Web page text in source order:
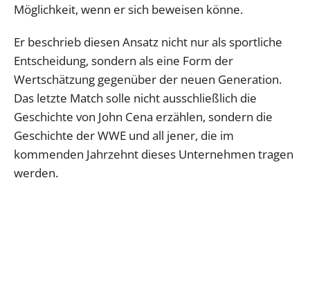
Möglichkeit, wenn er sich beweisen könne.
Er beschrieb diesen Ansatz nicht nur als sportliche
Entscheidung, sondern als eine Form der
Wertschätzung gegenüber der neuen Generation.
Das letzte Match solle nicht ausschließlich die
Geschichte von John Cena erzählen, sondern die
Geschichte der WWE und all jener, die im
kommenden Jahrzehnt dieses Unternehmen tragen
werden.